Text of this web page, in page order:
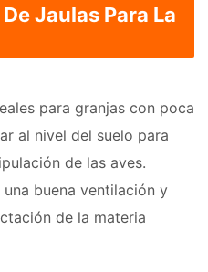
Jaulas Para La
para granjas con poca
al nivel del suelo para
de las aves.
buena ventilación y
de la materia